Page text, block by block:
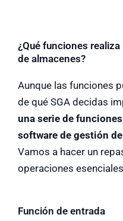
¿Qué funciones
de almacenes?
Aunque las funciones
de qué SGA decidas
una serie de
software de gestión
Vamos a hacer un
operaciones
Función de entrada